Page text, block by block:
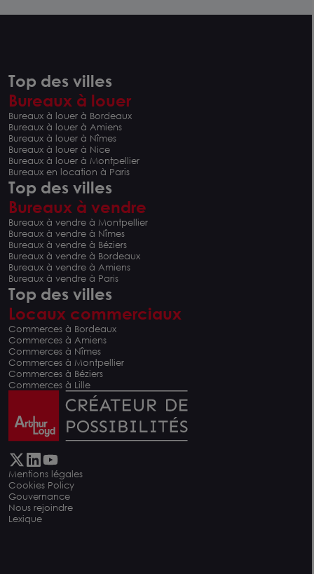
Top des villes
Bureaux à louer
Bureaux à louer à Bordeaux
Bureaux à louer à Amiens
Bureaux à louer à Nîmes
Bureaux à louer à Nice
Bureaux à louer à Montpellier
Bureaux en location à Paris
Top des villes
Bureaux à vendre
Bureaux à vendre à Montpellier
Bureaux à vendre à Nîmes
Bureaux à vendre à Béziers
Bureaux à vendre à Bordeaux
Bureaux à vendre à Amiens
Bureaux à vendre à Paris
Top des villes
Locaux commerciaux
Commerces à Bordeaux
Commerces à Amiens
Commerces à Nîmes
Commerces à Montpellier
Commerces à Béziers
Commerces à Lille
Mentions légales
Cookies Policy
Gouvernance
Nous rejoindre
Lexique